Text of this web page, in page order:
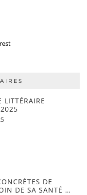
LITTÉRAIRE
DE
DE SA SANTÉ …